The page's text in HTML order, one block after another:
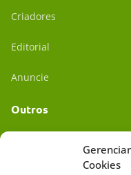
Cookies
Criadores
Editorial
Anuncie
Outros